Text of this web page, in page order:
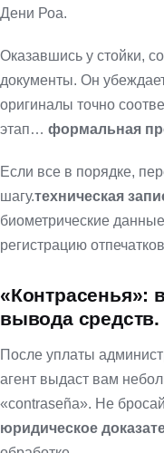
Дени Роа.
Оказавшись у стойки,
документы. Он
оригиналы точно
этап… формальная
Если все в порядке,
шагу.техническая
биометрические
регистрацию
«Контрасенья»:
вывода средств.
После уплаты
агент выдаст вам
«contraseña». Не
юридическое